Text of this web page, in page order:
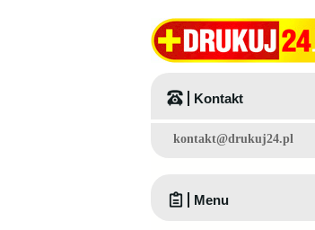
Kontakt
kontakt@drukuj24.pl
Menu